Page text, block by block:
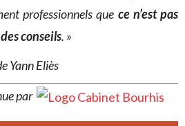
professionnels que ce n’est pas
conseils. »
Yann Eliès
par